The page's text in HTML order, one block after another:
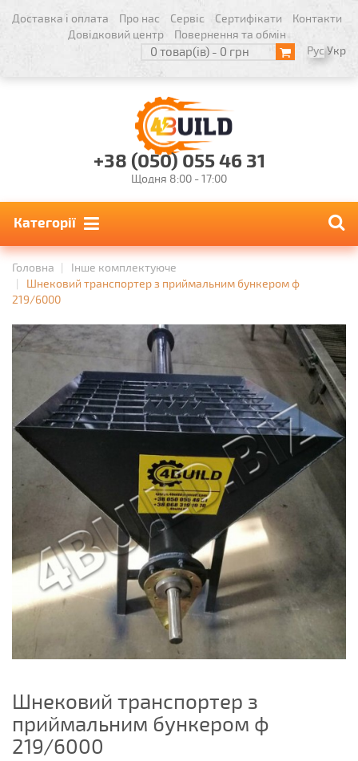
Доставка і оплата Про нас Сервіс Сертифікати
Контакти
Довідковий центр
Повернення та обмін
0 товар(ів) - 0 грн РусУкр
+38 (050) 055 46 31
Щодня 8:00 - 17:00
Категорії
Головна
Інше комплектуюче
Шнековий транспортер з приймальним бункером ф
219/6000
Шнековий транспортер з
приймальним бункером ф
219/6000